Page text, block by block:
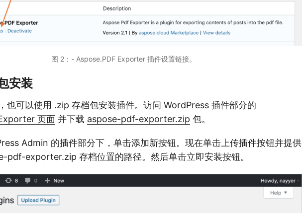
图 2：- Aspose.PDF Exporter 插件设置链接。
安装
也可以使用 .zip 存档包安装插件。访问 WordPress 插件部分的
页面 并下载 aspose-pdf-exporter.zip 包。
Admin 的插件部分下，单击添加新按钮。现在单击上传插件按钮并提供
pdf-exporter.zip 存档位置的路径。然后单击立即安装按钮。